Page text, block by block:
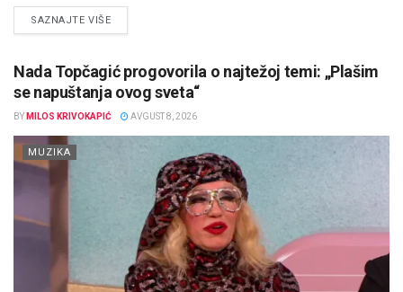
SAZNAJTE VIŠEDETAILS
Nada Topčagić progovorila o najtežoj temi: „Plašim
se napuštanja ovog sveta“
BY MILOS KRIVOKAPIĆ AVGUST 8, 2026
MUZIKA